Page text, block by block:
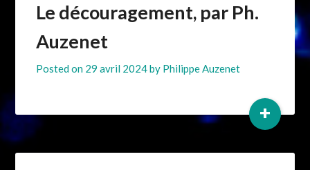
Le découragement, par Ph.
Auzenet
Posted on 29 avril 2024by Philippe Auzenet
+